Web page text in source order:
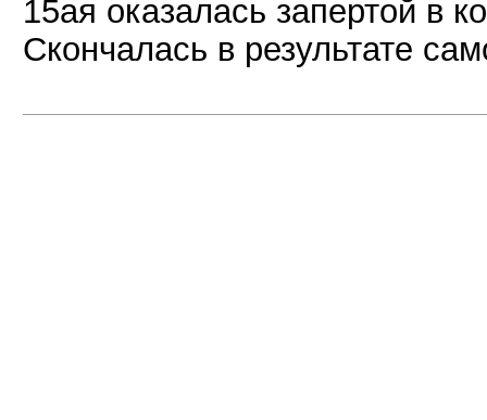
15ая оказалась запертой в
Скончалась в результате